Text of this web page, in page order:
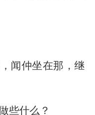
闻仲坐在那，继
些什么？